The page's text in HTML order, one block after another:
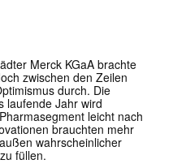
Merck KGaA brachte
zwischen den Zeilen
durch. Die
laufende Jahr wird
leicht nach
brauchten mehr
wahrscheinlicher
füllen.